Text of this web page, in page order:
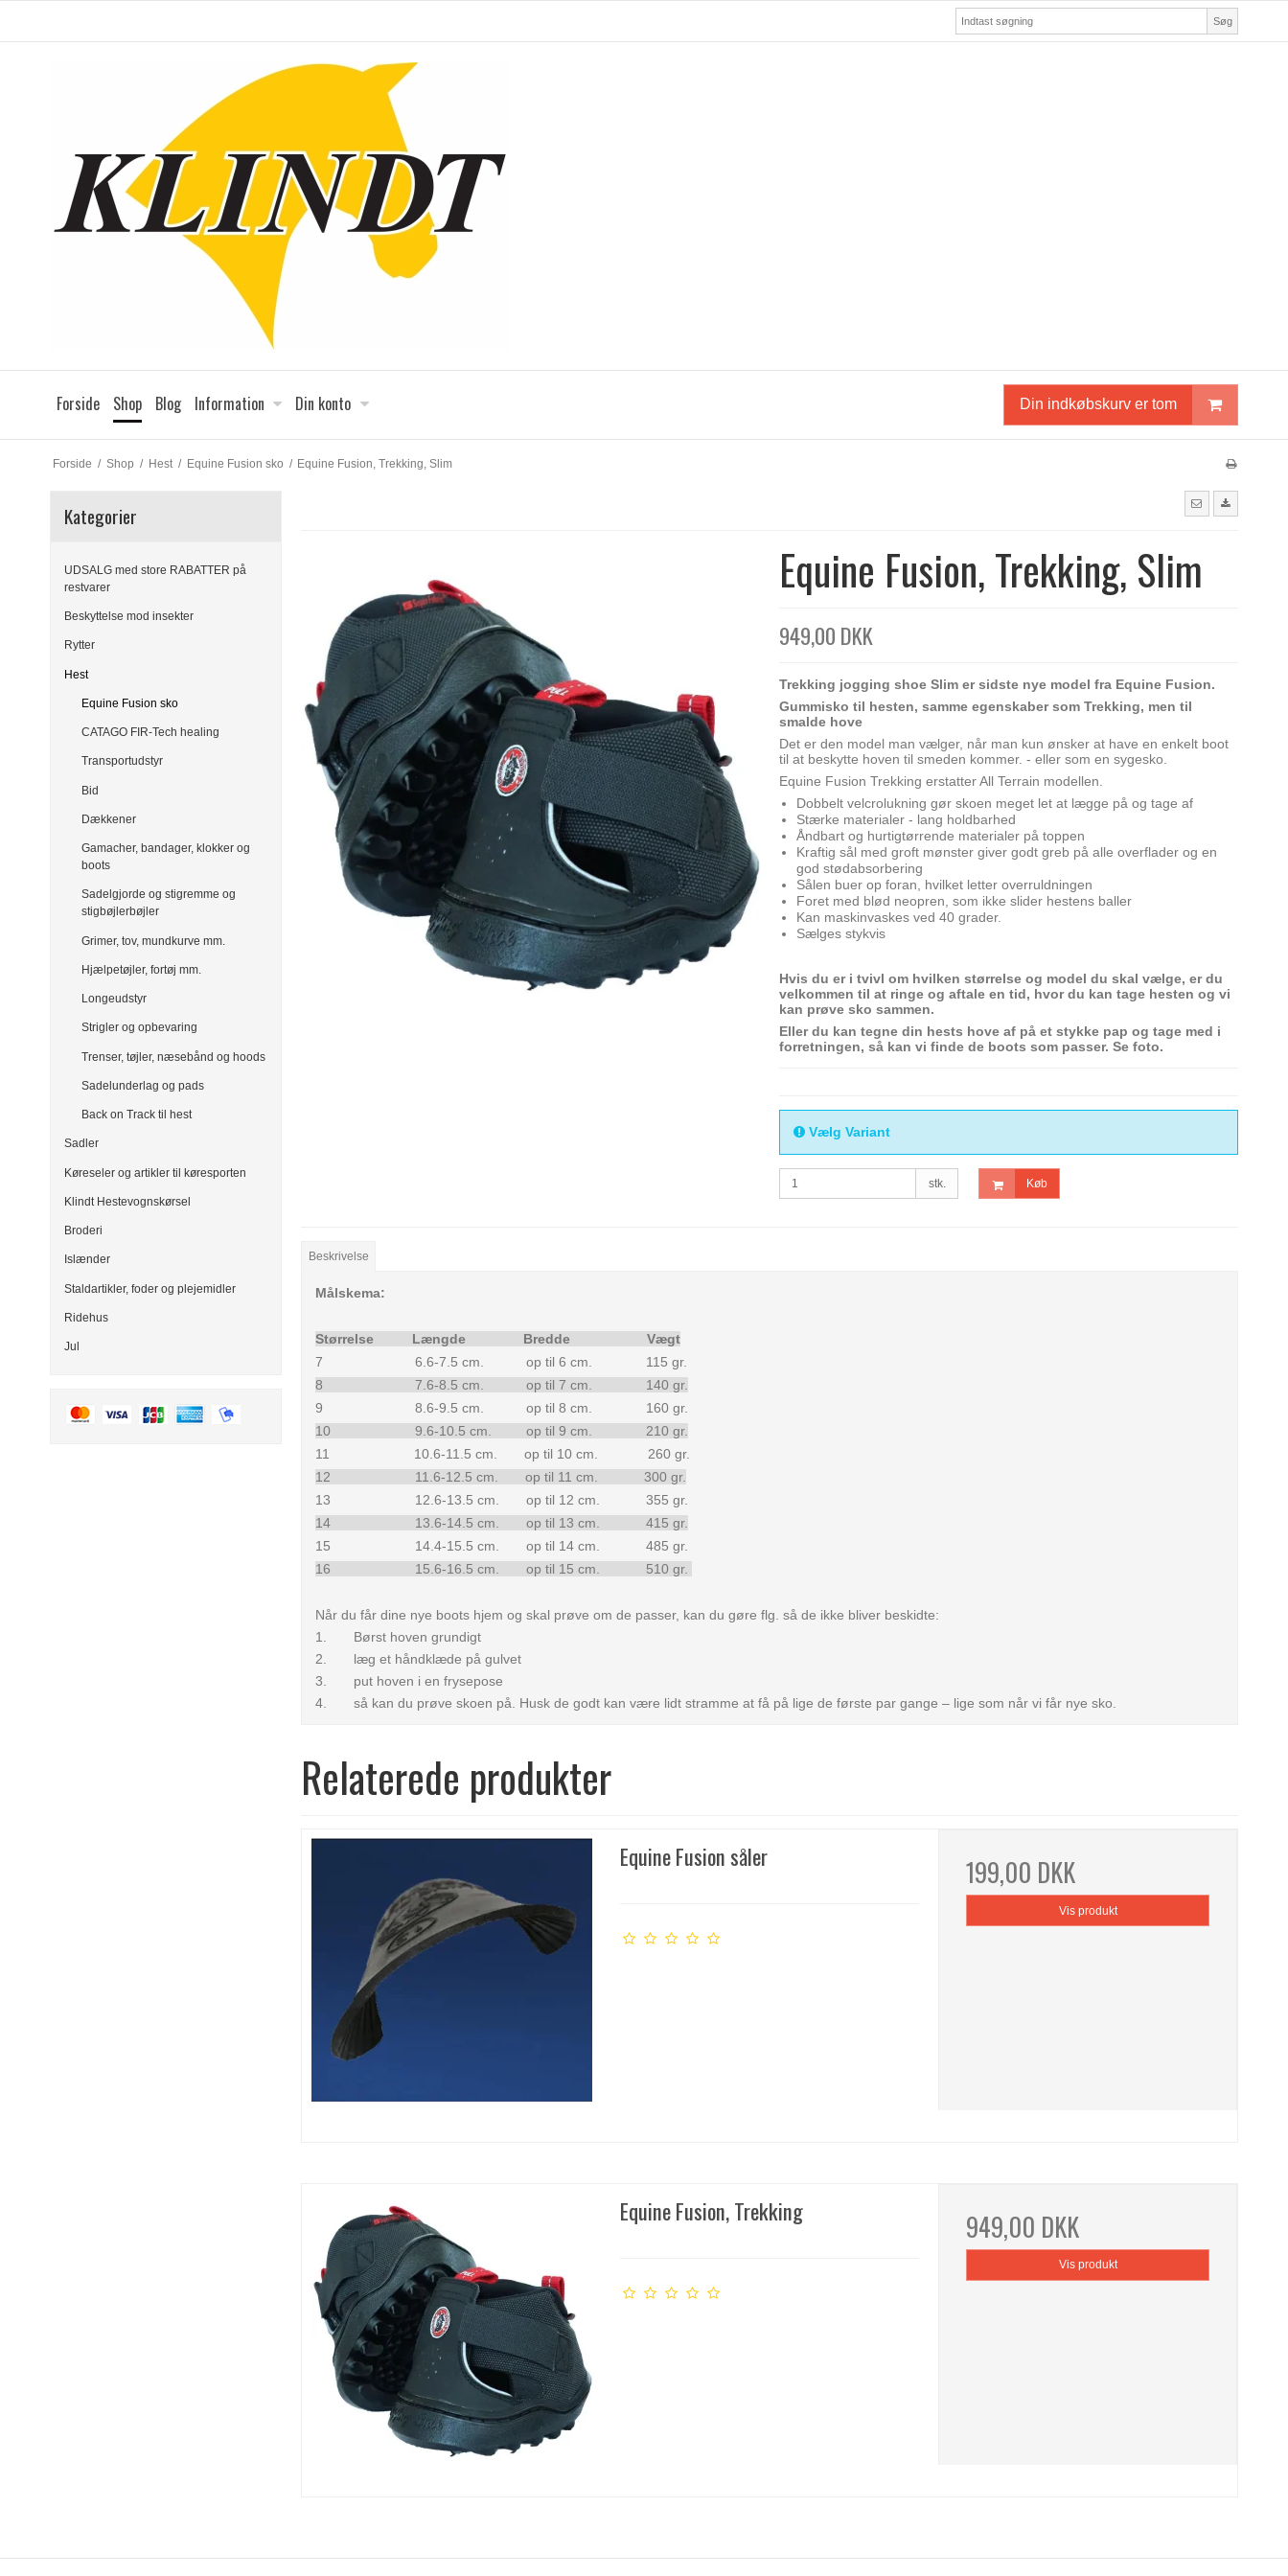
Søg
Forside Shop Blog Information Din konto Din indkøbskurv er tom
Forside / Shop / Hest / Equine Fusion sko / Equine Fusion, Trekking, Slim
Kategorier
UDSALG med store RABATTER på
restvarer
Beskyttelse mod insekter
Rytter
Hest
Equine Fusion sko
CATAGO FIR-Tech healing
Transportudstyr
Bid
Dækkener
Gamacher, bandager, klokker og
boots
Sadelgjorde og stigremme og
stigbøjlerbøjler
Grimer, tov, mundkurve mm.
Hjælpetøjler, fortøj mm.
Longeudstyr
Strigler og opbevaring
Trenser, tøjler, næsebånd og hoods
Sadelunderlag og pads
Back on Track til hest
Sadler
Køreseler og artikler til køresporten
Klindt Hestevognskørsel
Broderi
Islænder
Staldartikler, foder og plejemidler
Ridehus
Jul
Equine Fusion, Trekking, Slim
949,00 DKK
Trekking jogging shoe Slim er sidste nye model fra Equine Fusion.
Gummisko til hesten, samme egenskaber som Trekking, men til
smalde hove
Det er den model man vælger, når man kun ønsker at have en enkelt boot
til at beskytte hoven til smeden kommer. - eller som en sygesko.
Equine Fusion Trekking erstatter All Terrain modellen.
Dobbelt velcrolukning gør skoen meget let at lægge på og tage af
Stærke materialer - lang holdbarhed
Åndbart og hurtigtørrende materialer på toppen
Kraftig sål med groft mønster giver godt greb på alle overflader og en
god stødabsorbering
Sålen buer op foran, hvilket letter overruldningen
Foret med blød neopren, som ikke slider hestens baller
Kan maskinvaskes ved 40 grader.
Sælges stykvis
Hvis du er i tvivl om hvilken størrelse og model du skal vælge, er du
velkommen til at ringe og aftale en tid, hvor du kan tage hesten og vi
kan prøve sko sammen.
Eller du kan tegne din hests hove af på et stykke pap og tage med i
forretningen, så kan vi finde de boots som passer. Se foto.
Vælg Variant
stk. Køb
Beskrivelse
Målskema:
Størrelse Længde Bredde Vægt
7 6.6-7.5 cm. op til 6 cm. 115 gr.
8 7.6-8.5 cm. op til 7 cm. 140 gr.
9 8.6-9.5 cm. op til 8 cm. 160 gr.
10 9.6-10.5 cm. op til 9 cm. 210 gr.
11 10.6-11.5 cm. op til 10 cm. 260 gr.
12 11.6-12.5 cm. op til 11 cm. 300 gr.
13 12.6-13.5 cm. op til 12 cm. 355 gr.
14 13.6-14.5 cm. op til 13 cm. 415 gr.
15 14.4-15.5 cm. op til 14 cm. 485 gr.
16 15.6-16.5 cm. op til 15 cm. 510 gr.
Når du får dine nye boots hjem og skal prøve om de passer, kan du gøre flg. så de ikke bliver beskidte:
1. Børst hoven grundigt
2. læg et håndklæde på gulvet
3. put hoven i en frysepose
4. så kan du prøve skoen på. Husk de godt kan være lidt stramme at få på lige de første par gange – lige som når vi får nye sko.
Relaterede produkter
Equine Fusion såler 199,00 DKK
Vis produkt
Equine Fusion, Trekking 949,00 DKK
Vis produkt